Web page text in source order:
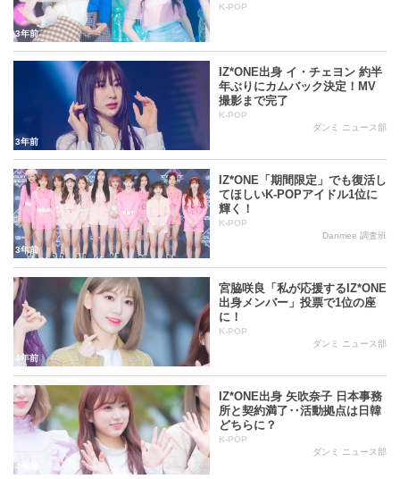
・デビューとともに2018年の新人アーティスト賞を総なめし
た。2018年AAA新人賞受賞からMAMAでは女子新人賞とニュ
ーアジアンアーティスト賞の2冠、2019年にはGOLDEN DISC
アルバム部分新人賞、ソウルミュージックアワード新人賞、
GAONチャート今年の新人賞を受賞した。
・デビュー＆カムバックとともに日韓ファンダムのあつい支
持の下、音楽ランキング番組で次々と1位に輝いた。デビュー
曲「라비앙로즈(La Vie En Rose)」は3冠、2019年初カムバッ
クのタイトル曲「violeta」はなんと７冠という偉業を達成し
た。
・PRODUCE48で、毎週のデビューランキン圏から一度も落
ちなかったのは、チャン・ウォニョンと宮脇咲良のみ（さす
が日韓のエース）。この二人は最終メンバー発表の際、１位
候補対決を繰り広げたが、チャン・ウォニョンに軍配が上が
った。
・オーディション番組出身プロジェクトグループだけに、身
長のバランスが悪い(?)ガールズグループとしても有名。最長
身のチャン・ウォニョンと最短身の矢吹奈子の身長差は20cm
3年前
K-POP
3年前
IZ*ONE出身 イ・チェヨン 約半
年ぶりにカムバック決定！MV
撮影まで完了
K-POP
ダンミ ニュース部
3年前
IZ*ONE「期間限定」でも復活し
てほしいK-POPアイドル1位に
輝く！
K-POP
Danmee 調査班
4年前
宮脇咲良「私が応援するIZ*ONE
出身メンバー」投票で1位の座
に！
K-POP
ダンミ ニュース部
4年前
IZ*ONE出身 矢吹奈子 日本事務
所と契約満了‥活動拠点は日韓
どちらに？
K-POP
ダンミ ニュース部